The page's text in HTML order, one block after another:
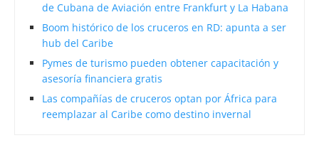
de Cubana de Aviación entre Frankfurt y La Habana
Boom histórico de los cruceros en RD: apunta a ser
hub del Caribe
Pymes de turismo pueden obtener capacitación y
asesoría financiera gratis
Las compañías de cruceros optan por África para
reemplazar al Caribe como destino invernal